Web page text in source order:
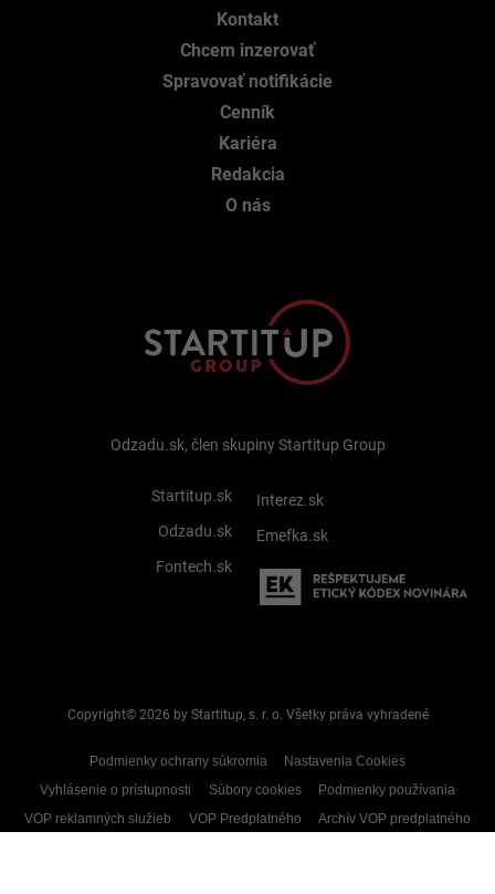
Kontakt
Chcem inzerovať
Spravovať notifikácie
Cenník
Kariéra
Redakcia
O nás
Odzadu.sk, člen skupiny Startitup Group
Startitup.sk
Odzadu.sk
Fontech.sk
Interez.sk
Emefka.sk
Copyright© 2026 by Startitup, s. r. o. Všetky práva vyhradené
Podmienky ochrany súkromia
Nastavenia Cookies
Vyhlásenie o prístupnosti
Súbory cookies
Podmienky používania
VOP reklamných služieb
VOP Predplatného
Archív VOP predplatného